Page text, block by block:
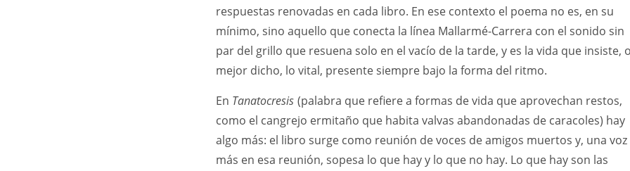
respuestas renovadas en cada libro. En ese contexto el poema no es, en su
mínimo, sino aquello que conecta la línea Mallarmé-Carrera con el sonido sin
par del grillo que resuena solo en el vacío de la tarde, y es la vida que insiste,
mejor dicho, lo vital, presente siempre bajo la forma del ritmo.
En Tanatocresis (palabra que refiere a formas de vida que aprovechan restos,
como el cangrejo ermitaño que habita valvas abandonadas de caracoles) hay
algo más: el libro surge como reunión de voces de amigos muertos y, una voz
más en esa reunión, sopesa lo que hay y lo que no hay. Lo que hay son las